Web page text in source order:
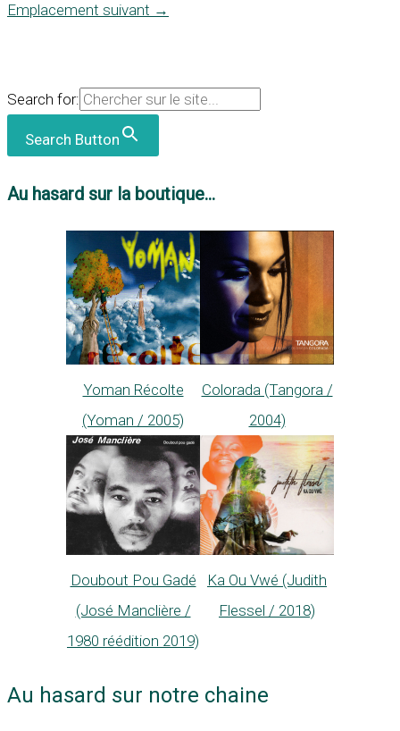
Emplacement suivant →
Search for:
Search Button
Au hasard sur la boutique...
Yoman Récolte
(Yoman / 2005)
Colorada (Tangora /
2004)
Doubout Pou Gadé
(José Manclière /
1980 réédition 2019)
Ka Ou Vwé (Judith
Flessel / 2018)
Au hasard sur notre chaine